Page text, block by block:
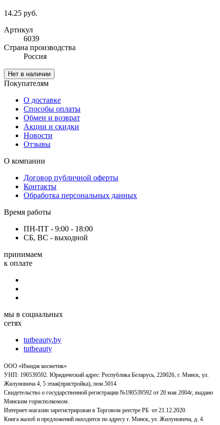
14.25 руб.
Артикул
6039
Cтрана производства
Россия
Нет в наличии
Покупателям
О доставке
Способы оплаты
Обмен и возврат
Акции и скидки
Новости
Отзывы
О компании
Договор публичной оферты
Контакты
Обработка персональных данных
Время работы
ПН-ПТ - 9:00 - 18:00
СБ, ВС - выходной
принимаем
к оплате
мы в социальных
сетях
tutbeauty.by
tutbeauty
ООО «Имидж косметик»
УНП: 190539592. Юридический адрес: Республика Беларусь, 220026, г. Минск, ул.
Жилуновича 4, 5 этаж(пристройка), пом.5014
Свидетельство о государственной регистрации №190539592 от 20 мая 2004г, выдано
Минским горисполкомом.
Интернет-магазин зарегистрирован в Торговом реестре РБ от 21.12.2020.
Книга жалоб и предложений находится по адресу г. Минск, ул. Жилуновича, д. 4.